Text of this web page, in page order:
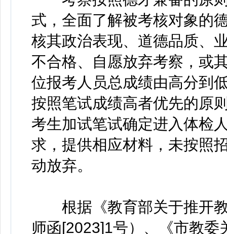
式，全面了解被考核对象的
核其政治表现、道德品质、
不合格、自愿放弃考察，或
位报考人员总成绩由高分到
按照笔试成绩高者优先的原
考生加试笔试确定进入体检
求，提供相应材料，未按照
动放弃。
根据《教育部关于推开教
师函[2023]1号）、《市教